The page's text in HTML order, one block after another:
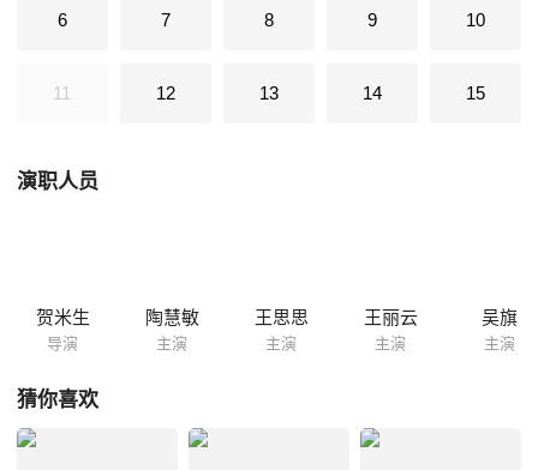
赐号为大慈大悲救苦救难观世音菩萨。
6 7 8 9 10
11 12 13 14 15
演职人员
贺米生
导演
陶慧敏
主演
王思思
主演
王丽云
主演
吴旗
主演
猜你喜欢